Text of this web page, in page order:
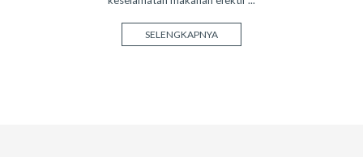
SELENGKAPNYA